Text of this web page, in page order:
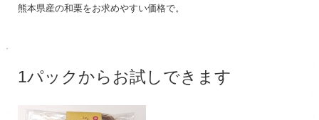
熊本県産の和栗をお求めやすい価格で。
1パックからお試しできます